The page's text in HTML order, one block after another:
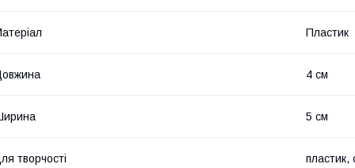
Пластик
4 см
5 см
творчості пластик,